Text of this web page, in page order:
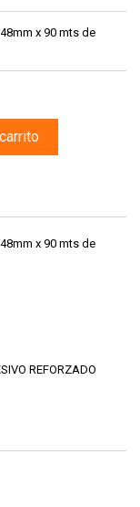
x 90 mts de
x 90 mts de
REFORZADO